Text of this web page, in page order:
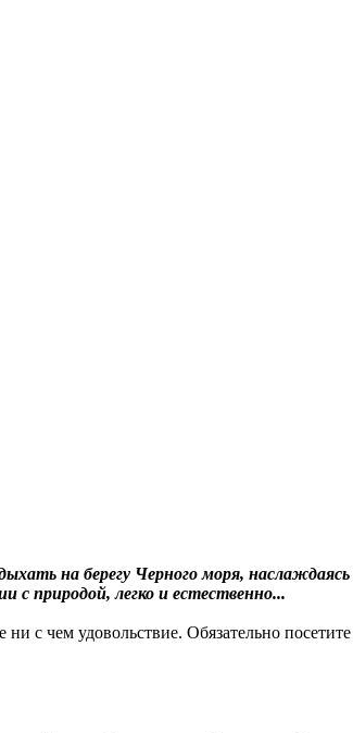
на берегу Черного моря,
с природой, легко и естественно...
чем удовольствие. Обязательно